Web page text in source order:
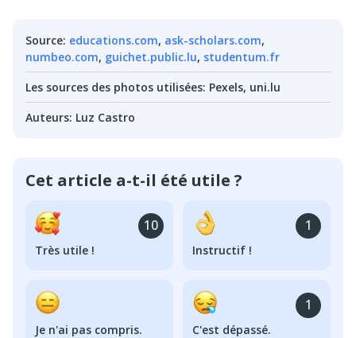
Source: educations.com, ask-scholars.com,
numbeo.com, guichet.public.lu, studentum.fr
Les sources des photos utilisées: Pexels, uni.lu
Auteurs: Luz Castro
Cet article a-t-il été utile ?
10
Très utile !
1
Instructif !
Je n'ai pas compris.
1
C'est dépassé.